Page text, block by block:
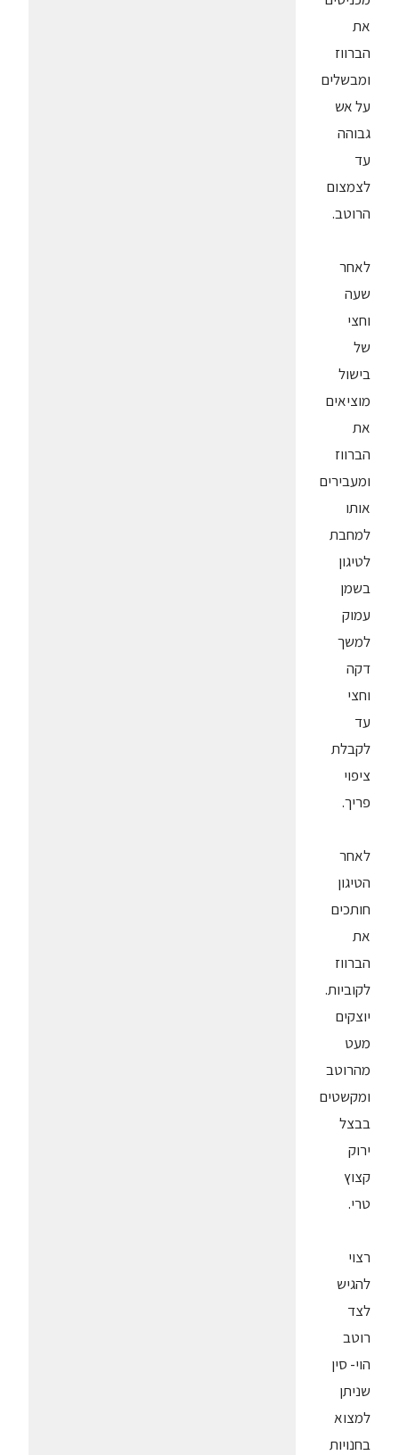
את
הברווז
ומבשלים
על אש
גבוהה
עד
לצמצום
הרוטב.
לאחר
שעה
וחצי
של
בישול
מוציאים
את
הברווז
ומעבירים
אותו
למחבת
לטיגון
בשמן
עמוק
למשך
דקה
וחצי
עד
לקבלת
ציפוי
פריך.
לאחר
הטיגון
חותכים
את
הברווז
לקוביות.
יוצקים
מעט
מהרוטב
ומקשטים
בבצל
ירוק
קצוץ
טרי.
רצוי
להגיש
לצד
רוטב
הוי- סין
שניתן
למצוא
בחנויות